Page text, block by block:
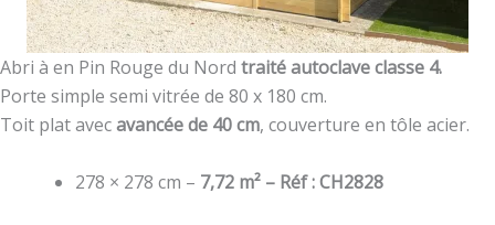
Abri à en Pin Rouge du Nord traité autoclave classe 4.
Porte simple semi vitrée de 80 x 180 cm.
Toit plat avecavancée de 40 cm, couverture en tôle acier.
278 × 278 cm – 7,72 m² – Réf : CH2828